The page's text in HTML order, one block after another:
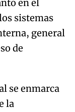
en el
sistemas
general
de
se enmarca
la